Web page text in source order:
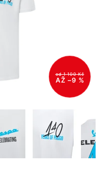
od 1 100 Kč
AŽ –9 %